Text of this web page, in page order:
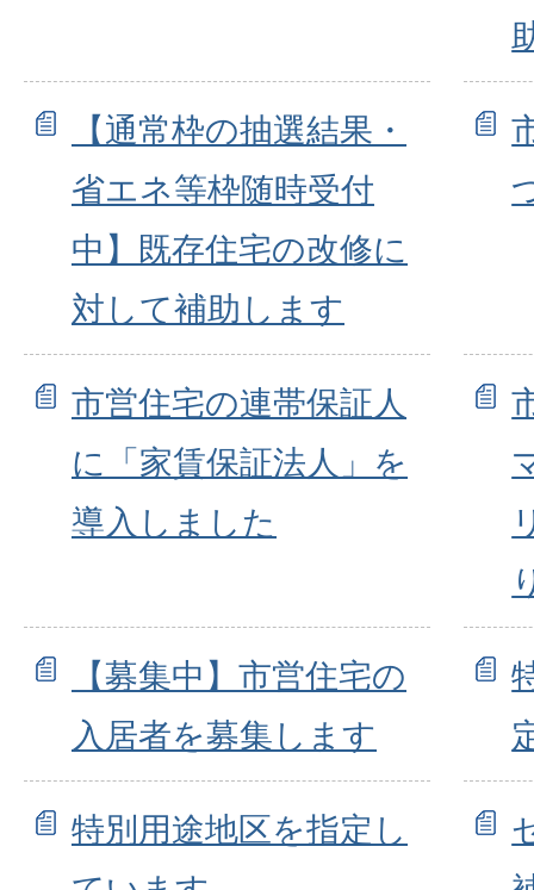
【通常枠の抽選結果・
省エネ等枠随時受付
中】既存住宅の改修に
対して補助します
市営住宅の連帯保証人
に「家賃保証法人」を
導入しました
【募集中】市営住宅の
入居者を募集します
特別用途地区を指定し